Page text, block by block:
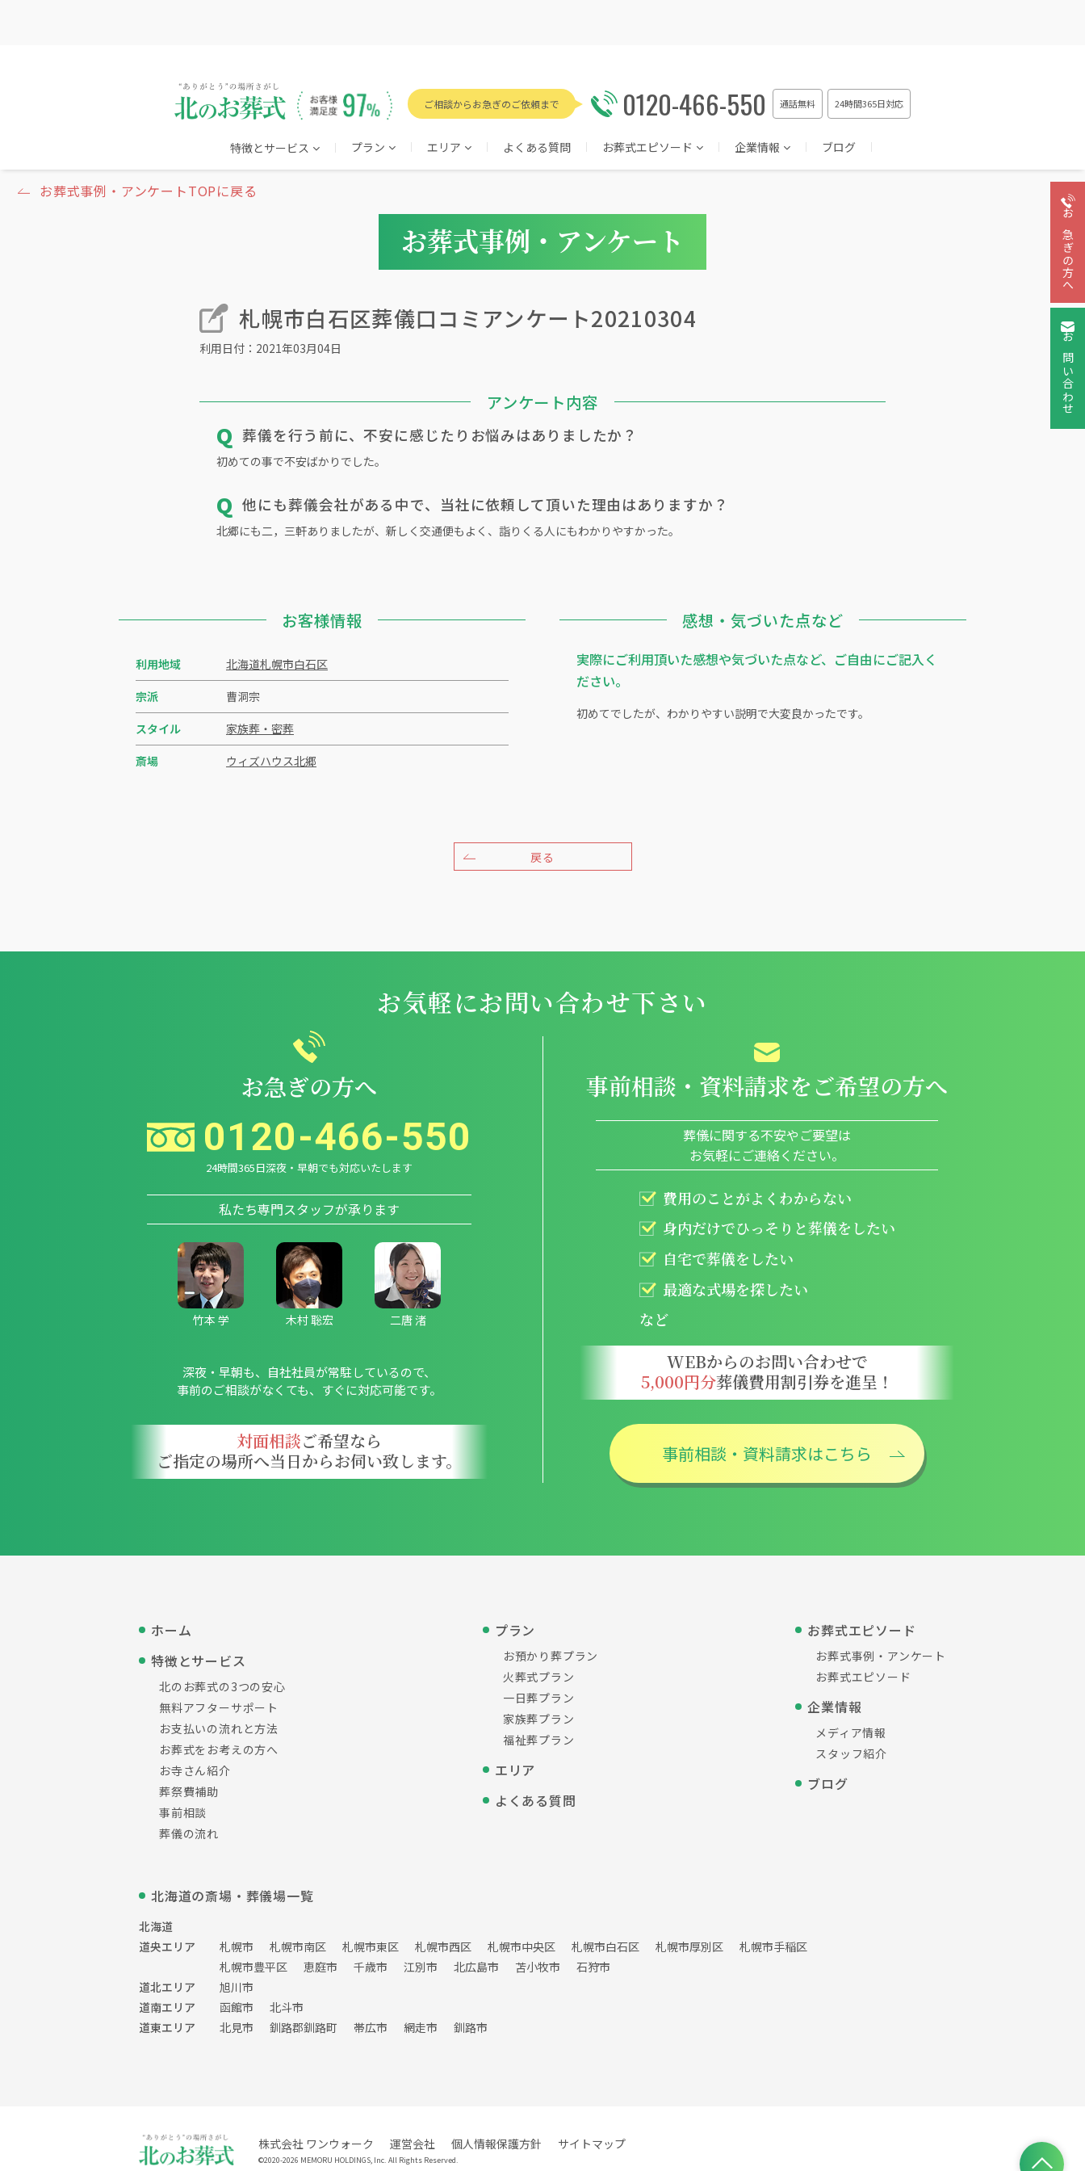
お急ぎの方へ
お問い合わせ
ご相談からお急ぎのご依頼まで 0120-466-550 通話無料 24時間365日対応
特徴とサービス プラン エリア よくある質問 お葬式エピソード 企業情報 ブログ
お葬式事例・アンケートTOPに戻る
お葬式事例・アンケート
札幌市白石区葬儀口コミアンケート20210304
利用日付：2021年03月04日
アンケート内容
Q 葬儀を行う前に、不安に感じたりお悩みはありましたか？
初めての事で不安ばかりでした。
Q 他にも葬儀会社がある中で、当社に依頼して頂いた理由はありますか？
北郷にも二，三軒ありましたが、新しく交通便もよく、詣りくる人にもわかりやすかった。
お客様情報
利用地域
北海道札幌市白石区
宗派
曹洞宗
スタイル
家族葬・密葬
斎場
ウィズハウス北郷
感想・気づいた点など
実際にご利用頂いた感想や気づいた点など、ご自由にご記入く
ださい。
初めてでしたが、わかりやすい説明で大変良かったです。
戻る
お気軽にお問い合わせ下さい
お急ぎの方へ
0120-466-550
24時間365日深夜・早朝でも対応いたします
私たち専門スタッフが承ります
竹本 学 木村 聡宏 二唐 渚
深夜・早朝も、自社社員が常駐しているので、
事前のご相談がなくても、すぐに対応可能です。
対面相談ご希望なら
ご指定の場所へ当日からお伺い致します。
事前相談・資料請求を ご希望の方へ
葬儀に関する不安やご要望は
お気軽にご連絡ください。
費用のことがよくわからない
身内だけでひっそりと葬儀をしたい
自宅で葬儀をしたい
最適な式場を探したい
など
WEBからのお問い合わせで
5,000円分葬儀費用割引券を進呈！
事前相談・資料請求はこちら
ホーム
特徴とサービス
北のお葬式の3つの安心
無料アフターサポート
お支払いの流れと方法
お葬式をお考えの方へ
お寺さん紹介
葬祭費補助
事前相談
葬儀の流れ
プラン
お預かり葬プラン
火葬式プラン
一日葬プラン
家族葬プラン
福祉葬プラン
エリア
よくある質問
お葬式エピソード
お葬式事例・アンケート
お葬式エピソード
企業情報
メディア情報
スタッフ紹介
ブログ
北海道の斎場・葬儀場一覧
北海道
道央エリア
札幌市 札幌市南区 札幌市東区 札幌市西区 札幌市中央区 札幌市白石区 札幌市厚別区
札幌市手稲区
札幌市豊平区
恵庭市 千歳市 江別市 北広島市 苫小牧市
石狩市
道北エリア
旭川市
道南エリア
函館市
北斗市
道東エリア
北見市 釧路郡釧路町 帯広市 網走市 釧路市
株式会社 ワンウォーク 運営会社 個人情報保護方針 サイトマップ
©2020-2026 MEMORU HOLDINGS, Inc. All Rights Reserved.